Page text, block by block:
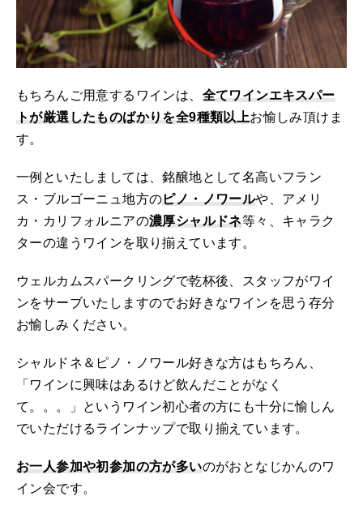
もちろんご用意するワインは、 全てワインエキスパー
トが厳選したものばかりを全9種類以上お愉しみ頂けま
す。
一例といたしましては、銘醸地として名高いフラン
ス・ブルゴーニュ地方のピノ・ノワールや、アメリ
カ・カリフォルニアの濃厚シャルドネ等々、キャラク
ターの違うワインを取り揃えています。
ウェルカムスパークリングで乾杯後、スタッフがワイ
ンをサーブいたしますのでお好きなワインを思う存分
お愉しみください。
シャルドネ＆ピノ・ノワール好きな方はもちろん、
「ワインに興味はあるけど飲んだことがなく
て。。。」というワイン初心者の方にも十分に愉しん
でいただけるラインナップで取り揃えています。
お一人参加や初参加の方が多いのがおとなじかんのワ
イン会です。